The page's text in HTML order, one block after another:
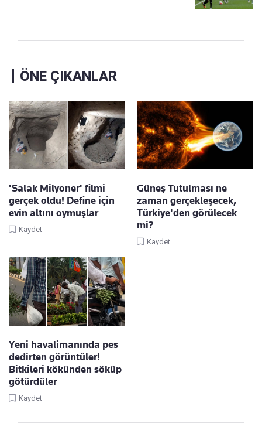
ÖNE ÇIKANLAR
'Salak Milyoner' filmi
gerçek oldu! Define için
evin altını oymuşlar
Kaydet
Güneş Tutulması ne
zaman gerçekleşecek,
Türkiye'den görülecek
mi?
Kaydet
Yeni havalimanında pes
dedirten görüntüler!
Bitkileri kökünden söküp
götürdüler
Kaydet